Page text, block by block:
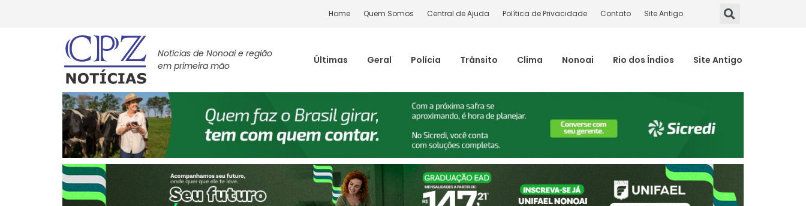
Home Quem Somos Central de Ajuda Política de Privacidade Contato Site Antigo
Notícias de Nonoai e região
em primeira mão
Últimas Geral Polícia Trânsito Clima Nonoai Rio dos Índios Site Antigo